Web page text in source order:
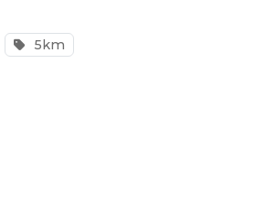
5km